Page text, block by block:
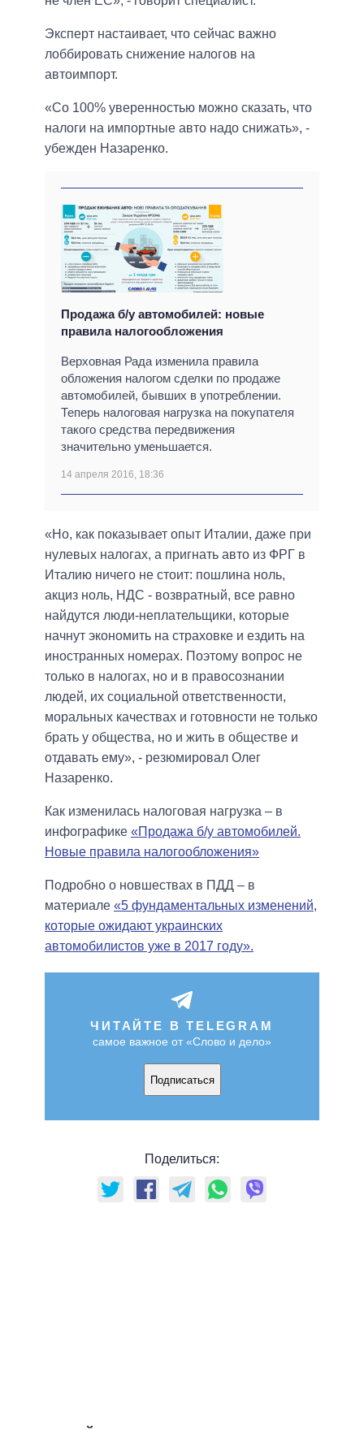
Эксперт настаивает, что сейчас важно
лоббировать снижение налогов на
автоимпорт.
«Со 100% уверенностью можно сказать, что
налоги на импортные авто надо снижать», -
убежден Назаренко.
Продажа б/у автомобилей: новые
правила налогообложения
Верховная Рада изменила правила
обложения налогом сделки по продаже
автомобилей, бывших в употреблении.
Теперь налоговая нагрузка на покупателя
такого средства передвижения
значительно уменьшается.
14 апреля 2016, 18:36
«Но, как показывает опыт Италии, даже при
нулевых налогах, а пригнать авто из ФРГ в
Италию ничего не стоит: пошлина ноль,
акциз ноль, НДС - возвратный, все равно
найдутся люди-неплательщики, которые
начнут экономить на страховке и ездить на
иностранных номерах. Поэтому вопрос не
только в налогах, но и в правосознании
людей, их социальной ответственности,
моральных качествах и готовности не только
брать у общества, но и жить в обществе и
отдавать ему», - резюмировал Олег
Назаренко.
Как изменилась налоговая нагрузка – в
инфографике «Продажа б/у автомобилей.
Новые правила налогообложения»
Подробно о новшествах в ПДД – в
материале «5 фундаментальных изменений,
которые ожидают украинских
автомобилистов уже в 2017 году».
ЧИТАЙТЕ В TELEGRAM
самое важное от «Слово и дело»
Подписаться
Поделиться: